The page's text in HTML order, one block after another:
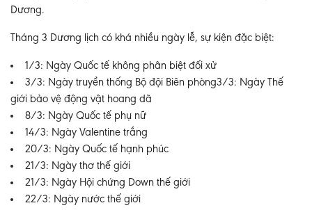
Dương.
Tháng 3 Dương lịch có khá nhiều ngày lễ, sự kiện đặc biệt:
1/3: Ngày Quốc tế không phân biệt đối xử
3/3: Ngày truyền thống Bộ đội Biên phòng3/3: Ngày Thế
giới bảo vệ động vật hoang dã
8/3: Ngày Quốc tế phụ nữ
14/3: Ngày Valentine trắng
20/3: Ngày Quốc tế hạnh phúc
21/3: Ngày thơ thế giới
21/3: Ngày Hội chứng Down thế giới
22/3: Ngày nước thế giới